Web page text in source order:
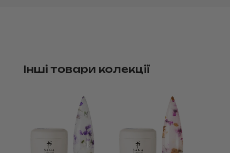
Інші товари колекції